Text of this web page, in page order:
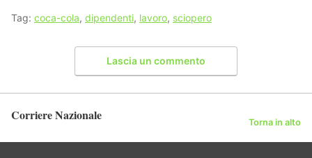
Tag: coca-cola, dipendenti, lavoro, sciopero
Lascia un commento
Corriere Nazionale Torna in alto